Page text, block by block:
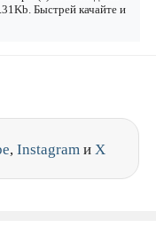
Быстрей качайте и
, Instagram и X